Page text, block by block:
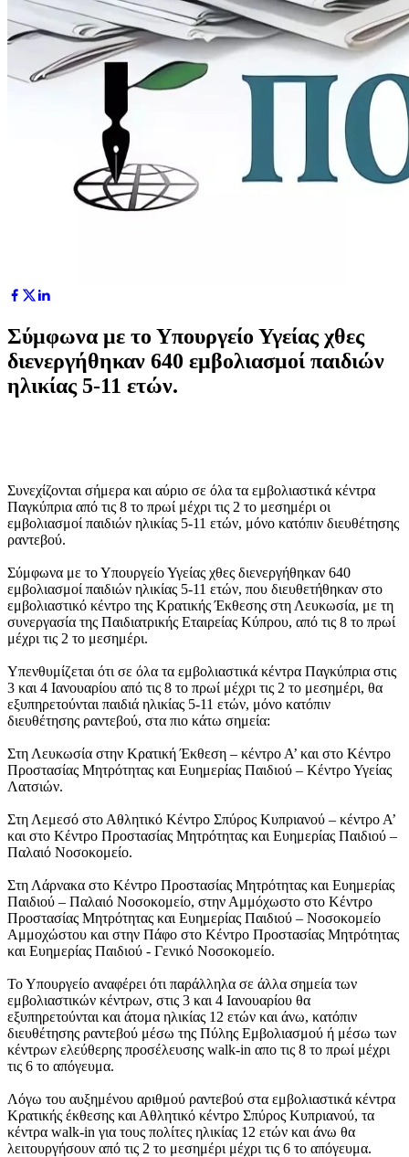
Σύμφωνα με το Υπουργείο Υγείας χθες
διενεργήθηκαν 640 εμβολιασμοί παιδιών
ηλικίας 5-11 ετών.
Συνεχίζονται σήμερα και αύριο σε όλα τα εμβολιαστικά κέντρα
Παγκύπρια από τις 8 το πρωί μέχρι τις 2 το μεσημέρι οι
εμβολιασμοί παιδιών ηλικίας 5-11 ετών, μόνο κατόπιν διευθέτησης
ραντεβού.
Σύμφωνα με το Υπουργείο Υγείας χθες διενεργήθηκαν 640
εμβολιασμοί παιδιών ηλικίας 5-11 ετών, που διευθετήθηκαν στο
εμβολιαστικό κέντρο της Κρατικής Έκθεσης στη Λευκωσία, με τη
συνεργασία της Παιδιατρικής Εταιρείας Κύπρου, από τις 8 το πρωί
μέχρι τις 2 το μεσημέρι.
Υπενθυμίζεται ότι σε όλα τα εμβολιαστικά κέντρα Παγκύπρια στις
3 και 4 Ιανουαρίου από τις 8 το πρωί μέχρι τις 2 το μεσημέρι, θα
εξυπηρετούνται παιδιά ηλικίας 5-11 ετών, μόνο κατόπιν
διευθέτησης ραντεβού, στα πιο κάτω σημεία:
Στη Λευκωσία στην Κρατική Έκθεση – κέντρο Α’ και στο Κέντρο
Προστασίας Μητρότητας και Ευημερίας Παιδιού – Κέντρο Υγείας
Λατσιών.
Στη Λεμεσό στο Αθλητικό Κέντρο Σπύρος Κυπριανού – κέντρο Α’
και στο Κέντρο Προστασίας Μητρότητας και Ευημερίας Παιδιού –
Παλαιό Νοσοκομείο.
Στη Λάρνακα στο Κέντρο Προστασίας Μητρότητας και Ευημερίας
Παιδιού – Παλαιό Νοσοκομείο, στην Αμμόχωστο στο Κέντρο
Προστασίας Μητρότητας και Ευημερίας Παιδιού – Νοσοκομείο
Αμμοχώστου και στην Πάφο στο Κέντρο Προστασίας Μητρότητας
και Ευημερίας Παιδιού - Γενικό Νοσοκομείο.
Το Υπουργείο αναφέρει ότι παράλληλα σε άλλα σημεία των
εμβολιαστικών κέντρων, στις 3 και 4 Ιανουαρίου θα
εξυπηρετούνται και άτομα ηλικίας 12 ετών και άνω, κατόπιν
διευθέτησης ραντεβού μέσω της Πύλης Εμβολιασμού ή μέσω των
κέντρων ελεύθερης προσέλευσης walk-in απο τις 8 το πρωί μέχρι
τις 6 το απόγευμα.
Λόγω του αυξημένου αριθμού ραντεβού στα εμβολιαστικά κέντρα
Κρατικής έκθεσης και Αθλητικό κέντρο Σπύρος Κυπριανού, τα
κέντρα walk-in για τους πολίτες ηλικίας 12 ετών και άνω θα
λειτουργήσουν από τις 2 το μεσημέρι μέχρι τις 6 το απόγευμα.